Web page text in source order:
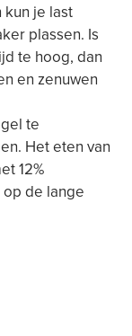
je last
plassen. Is
te hoog, dan
en zenuwen
te
Het eten van
12%
de lange